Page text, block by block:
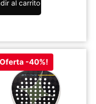
al carrito
-40%!